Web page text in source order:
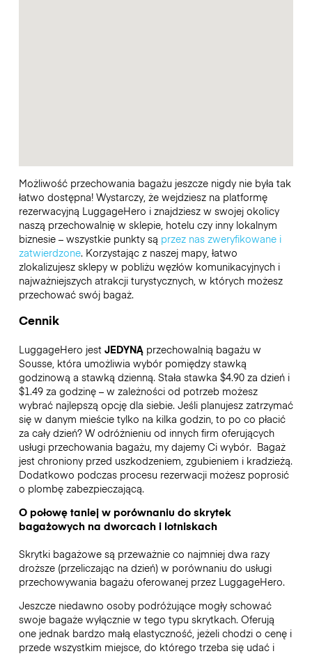
Możliwość przechowania bagażu jeszcze nigdy nie była tak
łatwo dostępna! Wystarczy, że wejdziesz na platformę
rezerwacyjną LuggageHero i znajdziesz w swojej okolicy
naszą przechowalnię w sklepie, hotelu czy inny lokalnym
biznesie – wszystkie punkty są przez nas zweryfikowane i
zatwierdzone. Korzystając z naszej mapy, łatwo
zlokalizujesz sklepy w pobliżu węzłów komunikacyjnych i
najważniejszych atrakcji turystycznych, w których możesz
przechować swój bagaż.
Cennik
LuggageHero jest JEDYNĄprzechowalnią bagażu w
Sousse, która umożliwia wybór pomiędzy stawką
godzinową a stawką dzienną. Stała stawka $4.90 za dzień i
$1.49 za godzinę – w zależności od potrzeb możesz
wybrać najlepszą opcję dla siebie. Jeśli planujesz zatrzymać
się w danym mieście tylko na kilka godzin, to po co płacić
za cały dzień? W odróżnieniu od innych firm oferujących
usługi przechowania bagażu, my dajemy Ci wybór. Bagaż
jest chroniony przed uszkodzeniem, zgubieniem i kradzieżą.
Dodatkowo podczas procesu rezerwacji możesz poprosić
o plombę zabezpieczającą.
O połowę taniej w porównaniu do skrytek
bagażowych na dworcach i lotniskach
Skrytki bagażowe są przeważnie co najmniej dwa razy
droższe (przeliczając na dzień) w porównaniu do usługi
przechowywania bagażu oferowanej przez LuggageHero.
Jeszcze niedawno osoby podróżujące mogły schować
swoje bagaże wyłącznie w tego typu skrytkach. Oferują
one jednak bardzo małą elastyczność, jeżeli chodzi o cenę i
przede wszystkim miejsce, do którego trzeba się udać i